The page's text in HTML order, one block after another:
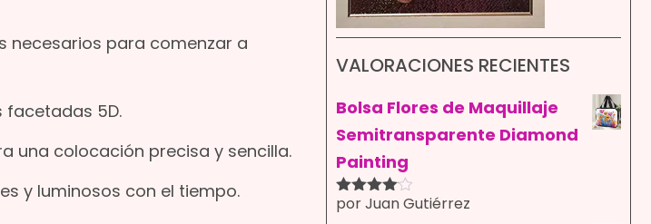
necesarios para comenzar a
facetadas 5D.
una colocación precisa y sencilla.
y luminosos con el tiempo.
VALORACIONES RECIENTES
Bolsa Flores de Maquillaje
Semitransparente Diamond
Painting
Valorado
por Juan Gutiérrez